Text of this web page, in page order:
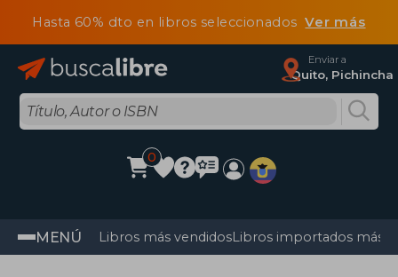
Hasta 60% dto en libros seleccionadosVer más
Enviar a
Quito, Pichincha
0
MENÚ Libros más vendidosLibros importados más